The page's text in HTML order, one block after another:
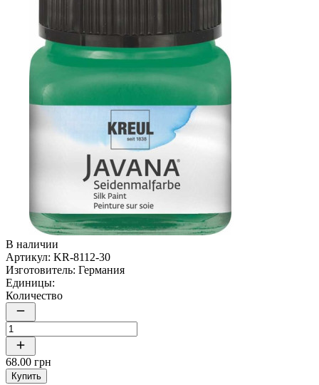
В наличии
Артикул: KR-8112-30
Изготовитель: Германия
Единицы:
Количество
68.00 грн
Купить